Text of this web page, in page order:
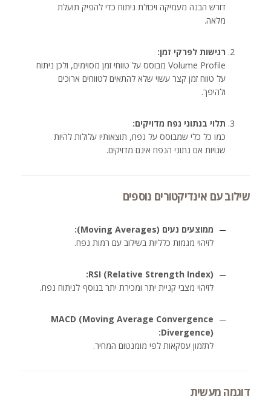
דורש הבנה מעמיקה ויכולת ניתוח כדי להפיק תועלת
מלאה.
רגישות לפרקי זמן:
Volume Profile מבוסס על טווחי זמן מסוימים, ולכן ניתוח
על טווח זמן קצר עשוי שלא להתאים לטווחים ארוכים
ולהיפך.
תלוי בנתוני נפח מדויקים:
כמו כל כלי שמבוסס על נפח, תוצאותיו עלולות להיות
שגויות אם נתוני הנפח אינם מדויקים.
שילוב עם אינדיקטורים נוספים
ממוצעים נעים (Moving Averages):
לזיהוי מגמות כלליות בשילוב עם רמות נפח.
RSI (Relative Strength Index):
לזיהוי מצבי קניית יתר ומכירת יתר בנוסף לניתוח נפח.
MACD (Moving Average Convergence
Divergence):
לתזמון עסקאות לפי מומנטום המחיר.
דוגמה מעשית